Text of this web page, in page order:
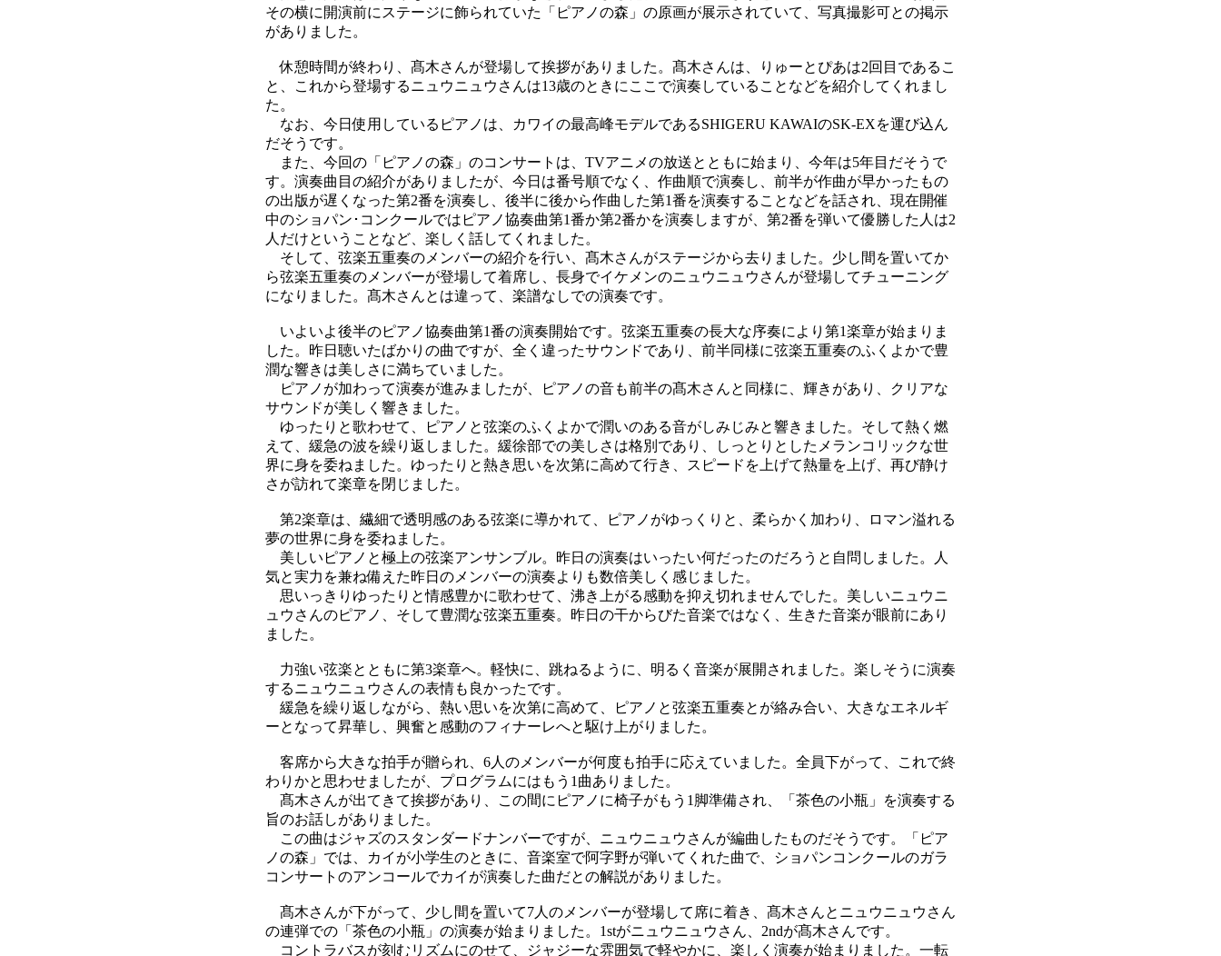
その横に開演前にステージに飾られていた「ピアノの森」の原画が展示されていて、写真撮影可との掲示
がありました。
休憩時間が終わり、髙木さんが登場して挨拶がありました。髙木さんは、りゅーとぴあは2回目であるこ
と、これから登場するニュウニュウさんは13歳のときにここで演奏していることなどを紹介してくれまし
た。
なお、今日使用しているピアノは、カワイの最高峰モデルであるSHIGERU KAWAIのSK-EXを運び込ん
だそうです。
また、今回の「ピアノの森」のコンサートは、TVアニメの放送とともに始まり、今年は5年目だそうで
す。演奏曲目の紹介がありましたが、今日は番号順でなく、作曲順で演奏し、前半が作曲が早かったもの
の出版が遅くなった第2番を演奏し、後半に後から作曲した第1番を演奏することなどを話され、現在開催
中のショパン･コンクールではピアノ協奏曲第1番か第2番かを演奏しますが、第2番を弾いて優勝した人は2
人だけということなど、楽しく話してくれました。
そして、弦楽五重奏のメンバーの紹介を行い、髙木さんがステージから去りました。少し間を置いてか
ら弦楽五重奏のメンバーが登場して着席し、長身でイケメンのニュウニュウさんが登場してチューニング
になりました。髙木さんとは違って、楽譜なしでの演奏です。
いよいよ後半のピアノ協奏曲第1番の演奏開始です。弦楽五重奏の長大な序奏により第1楽章が始まりま
した。昨日聴いたばかりの曲ですが、全く違ったサウンドであり、前半同様に弦楽五重奏のふくよかで豊
潤な響きは美しさに満ちていました。
ピアノが加わって演奏が進みましたが、ピアノの音も前半の髙木さんと同様に、輝きがあり、クリアな
サウンドが美しく響きました。
ゆったりと歌わせて、ピアノと弦楽のふくよかで潤いのある音がしみじみと響きました。そして熱く燃
えて、緩急の波を繰り返しました。緩徐部での美しさは格別であり、しっとりとしたメランコリックな世
界に身を委ねました。ゆったりと熱き思いを次第に高めて行き、スピードを上げて熱量を上げ、再び静け
さが訪れて楽章を閉じました。
第2楽章は、繊細で透明感のある弦楽に導かれて、ピアノがゆっくりと、柔らかく加わり、ロマン溢れる
夢の世界に身を委ねました。
美しいピアノと極上の弦楽アンサンブル。昨日の演奏はいったい何だったのだろうと自問しました。人
気と実力を兼ね備えた昨日のメンバーの演奏よりも数倍美しく感じました。
思いっきりゆったりと情感豊かに歌わせて、沸き上がる感動を抑え切れませんでした。美しいニュウニ
ュウさんのピアノ、そして豊潤な弦楽五重奏。昨日の干からびた音楽ではなく、生きた音楽が眼前にあり
ました。
力強い弦楽とともに第3楽章へ。軽快に、跳ねるように、明るく音楽が展開されました。楽しそうに演奏
するニュウニュウさんの表情も良かったです。
緩急を繰り返しながら、熱い思いを次第に高めて、ピアノと弦楽五重奏とが絡み合い、大きなエネルギ
ーとなって昇華し、興奮と感動のフィナーレへと駆け上がりました。
客席から大きな拍手が贈られ、6人のメンバーが何度も拍手に応えていました。全員下がって、これで終
わりかと思わせましたが、プログラムにはもう1曲ありました。
髙木さんが出てきて挨拶があり、この間にピアノに椅子がもう1脚準備され、「茶色の小瓶」を演奏する
旨のお話しがありました。
この曲はジャズのスタンダードナンバーですが、ニュウニュウさんが編曲したものだそうです。「ピア
ノの森」では、カイが小学生のときに、音楽室で阿字野が弾いてくれた曲で、ショパンコンクールのガラ
コンサートのアンコールでカイが演奏した曲だとの解説がありました。
髙木さんが下がって、少し間を置いて7人のメンバーが登場して席に着き、髙木さんとニュウニュウさん
の連弾での「茶色の小瓶」の演奏が始まりました。1stがニュウニュウさん、2ndが髙木さんです。
コントラバスが刻むリズムにのせて、ジャジーな雰囲気で軽やかに、楽しく演奏が始まりました。一転